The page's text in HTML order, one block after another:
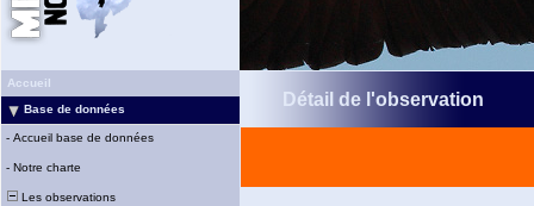
Accueil
Base de données
- Accueil base de données
- Notre charte
Les observations
Détail de l'observation